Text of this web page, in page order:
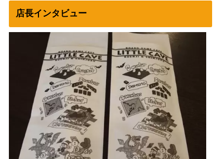
店長インタビュー